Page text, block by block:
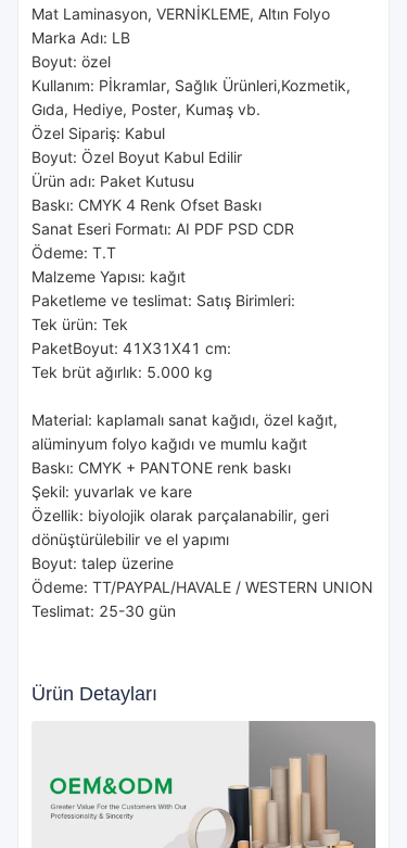
Mat Laminasyon, VERNİKLEME, Altın Folyo
Marka Adı: LB
Boyut: özel
Kullanım: Pİkramlar, Sağlık Ürünleri,Kozmetik,
Gıda, Hediye, Poster, Kumaş vb.
Özel Sipariş: Kabul
Boyut: Özel Boyut Kabul Edilir
Ürün adı: Paket Kutusu
Baskı: CMYK 4 Renk Ofset Baskı
Sanat Eseri Formatı: AI PDF PSD CDR
Ödeme: T.T
Malzeme Yapısı: kağıt
Paketleme ve teslimat: Satış Birimleri:
Tek ürün: Tek
PaketBoyut: 41X31X41 cm:
Tek brüt ağırlık: 5.000 kg
Material: kaplamalı sanat kağıdı, özel kağıt,
alüminyum folyo kağıdı ve mumlu kağıt
Baskı: CMYK + PANTONE renk baskı
Şekil: yuvarlak ve kare
Özellik: biyolojik olarak parçalanabilir, geri
dönüştürülebilir ve el yapımı
Boyut: talep üzerine
Ödeme: TT/PAYPAL/HAVALE / WESTERN UNION
Teslimat: 25-30 gün
Ürün Detayları